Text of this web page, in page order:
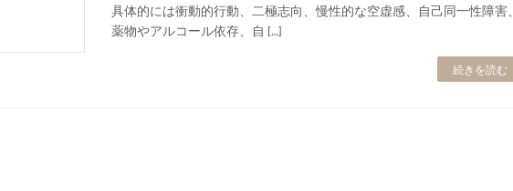
具体的には衝動的行動、二極志向、慢性的な空虚感、自己同一性障害、
薬物やアルコール依存、自 […]
続きを読む